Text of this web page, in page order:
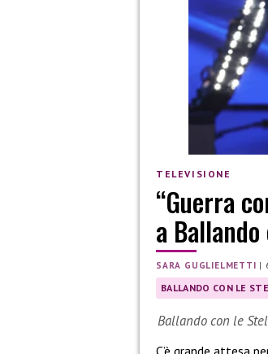
TELEVISIONE
“Guerra
a
SARA GUGLIELMETTI |
BALLANDO CON LE
Ballando con le
C’è grande attesa